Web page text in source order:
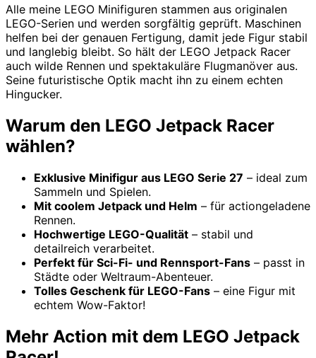
Alle meine LEGO Minifiguren stammen aus originalen
LEGO-Serien und werden sorgfältig geprüft. Maschinen
helfen bei der genauen Fertigung, damit jede Figur stabil
und langlebig bleibt. So hält der LEGO Jetpack Racer
auch wilde Rennen und spektakuläre Flugmanöver aus.
Seine futuristische Optik macht ihn zu einem echten
Hingucker.
Warum den LEGO Jetpack Racer
wählen?
Exklusive Minifigur aus LEGO Serie 27 – ideal zum
Sammeln und Spielen.
Mit coolem Jetpack und Helm – für actiongeladene
Rennen.
Hochwertige LEGO-Qualität – stabil und
detailreich verarbeitet.
Perfekt für Sci-Fi- und Rennsport-Fans – passt in
Städte oder Weltraum-Abenteuer.
Tolles Geschenk für LEGO-Fans – eine Figur mit
echtem Wow-Faktor!
Mehr Action mit dem LEGO Jetpack